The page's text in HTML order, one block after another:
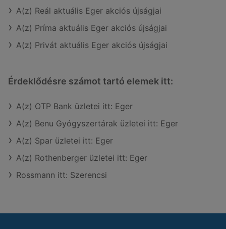
A(z) Reál aktuális Eger akciós újságjai
A(z) Príma aktuális Eger akciós újságjai
A(z) Privát aktuális Eger akciós újságjai
Érdeklődésre számot tartó elemek itt:
A(z) OTP Bank üzletei itt: Eger
A(z) Benu Gyógyszertárak üzletei itt: Eger
A(z) Spar üzletei itt: Eger
A(z) Rothenberger üzletei itt: Eger
Rossmann itt: Szerencsi